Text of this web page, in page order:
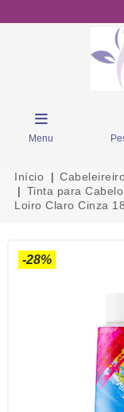
Menu
Início
Tinta para
Loiro Claro Cinza
-28%